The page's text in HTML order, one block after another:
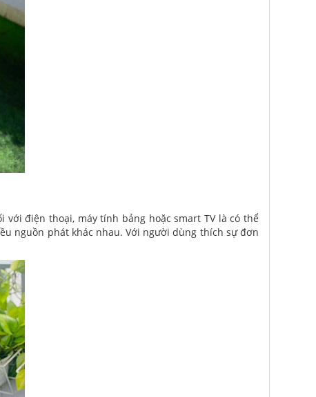
với điện thoại, máy tính bảng hoặc smart TV là có thể
nguồn phát khác nhau. Với người dùng thích sự đơn